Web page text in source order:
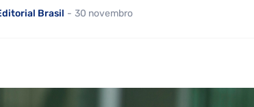
Brasil - 30 novembro